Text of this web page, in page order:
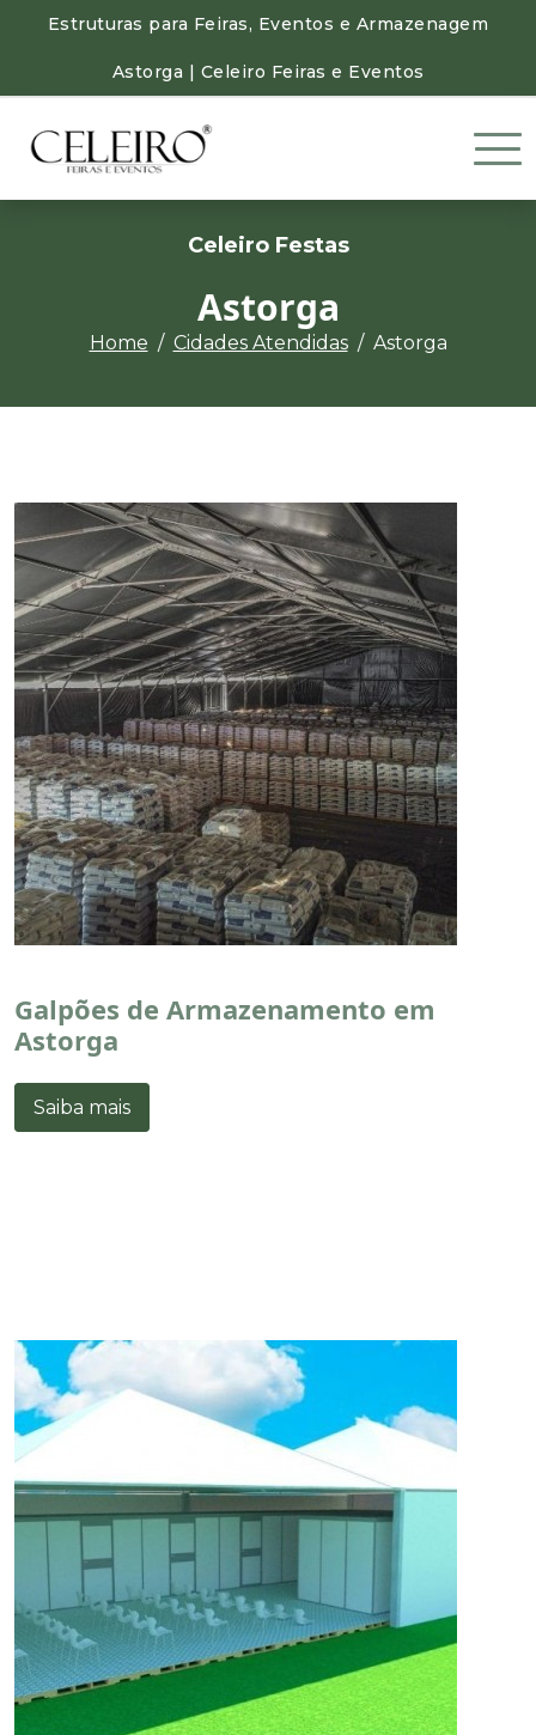
Estruturas para Feiras, Eventos e Armazenagem
Astorga | Celeiro Feiras e Eventos
Celeiro Festas
Astorga
Home Cidades Atendidas Astorga
Galpões de Armazenamento em
Astorga
Saiba mais